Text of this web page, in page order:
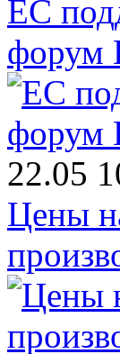
ЕС
форум
22.05
Цены